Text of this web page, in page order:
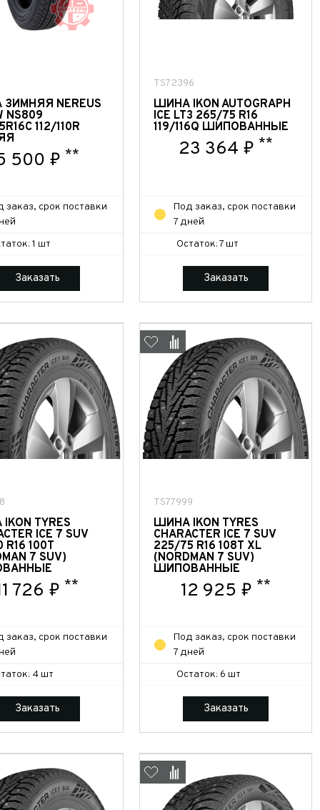
NEREUS
NS809
112/110R
500 ₽ **
заказ, срок поставки
1 шт
Заказать
TS72396
ШИНА IKON AUTOGRAPH
ICE LT3 265/75 R16
119/116Q ШИПОВАННЫЕ
23 364 ₽ **
Под заказ, срок поставки
7 дней
Остаток: 7 шт
Заказать
TYRES
ICE 7 SUV
R16 100T
7 SUV)
726 ₽ **
заказ, срок поставки
4 шт
Заказать
TS77999
ШИНА IKON TYRES
CHARACTER ICE 7 SUV
225/75 R16 108T XL
(NORDMAN 7 SUV)
ШИПОВАННЫЕ
12 925 ₽ **
Под заказ, срок поставки
7 дней
Остаток: 6 шт
Заказать